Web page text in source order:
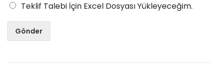
Teklif Talebi İçin Excel Dosyası Yükleyeceğim.
Gönder